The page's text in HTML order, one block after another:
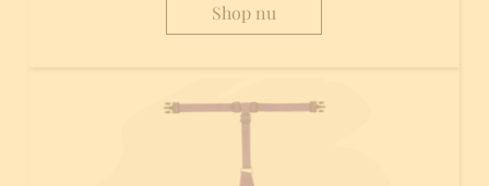
Shop nu